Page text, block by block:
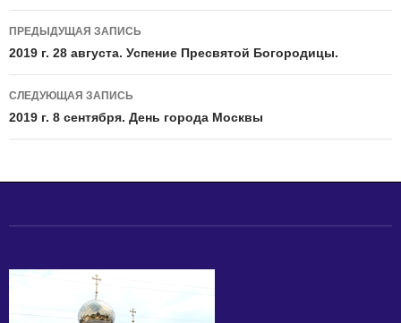
Навигация
по
записям
ПРЕДЫДУЩАЯ ЗАПИСЬ
2019 г. 28 августа. Успение Пресвятой Богородицы.
СЛЕДУЮЩАЯ ЗАПИСЬ
2019 г. 8 сентября. День города Москвы